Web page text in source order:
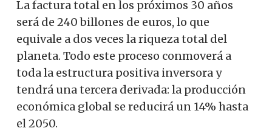
La factura total en los próximos 30 años
será de 240 billones de euros, lo que
equivale a dos veces la riqueza total del
planeta. Todo este proceso conmoverá a
toda la estructura positiva inversora y
tendrá una tercera derivada: la producción
económica global se reducirá un 14% hasta
el 2050.